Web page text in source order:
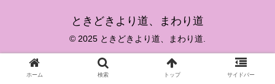
ときどきより道、まわり道
© 2025 ときどきより道、まわり道.
ホーム 検索 トップ サイドバー